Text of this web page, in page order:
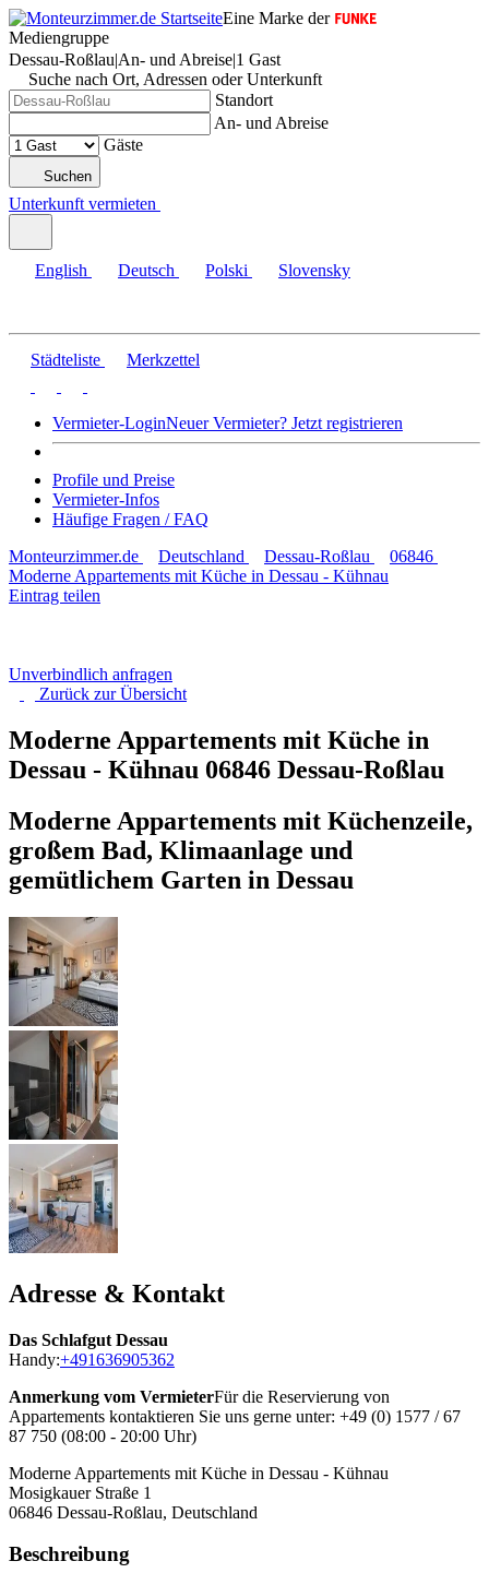
Eine Marke der
Mediengruppe
Dessau-Roßlau|An- und Abreise|1 Gast
Suche nach Ort, Adressen oder Unterkunft
Standort
An- und Abreise
Gäste
Suchen
Unterkunft vermieten
English Deutsch Polski Slovensky
Städteliste Merkzettel
Vermieter-LoginNeuer Vermieter? Jetzt registrieren
Profile und Preise
Vermieter-Infos
Häufige Fragen / FAQ
Monteurzimmer.de
Deutschland Dessau-Roßlau
06846
Moderne Appartements mit Küche in Dessau - Kühnau
Eintrag teilen
Unverbindlich anfragen
Zurück zurÜbersicht
Moderne Appartements mit Küche in
Dessau - Kühnau 06846 Dessau-Roßlau
Moderne Appartements mit Küchenzeile,
großem Bad, Klimaanlage und
gemütlichem Garten in Dessau
Adresse & Kontakt
Das Schlafgut Dessau
Handy:+491636905362
Anmerkung vom VermieterFür die Reservierung von
Appartements kontaktieren Sie uns gerne unter: +49 (0) 1577 / 67
87 750 (08:00 - 20:00 Uhr)
Moderne Appartements mit Küche in Dessau - Kühnau
Mosigkauer Straße 1
06846 Dessau-Roßlau, Deutschland
Beschreibung